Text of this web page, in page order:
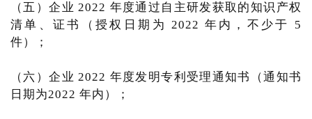
（五）企业 2022 年度通过自主研发获取的知识产权
清单、证书（授权日期为 2022 年内，不少于 5
件）；
（六）企业 2022 年度发明专利受理通知书（通知书
日期为2022 年内）；